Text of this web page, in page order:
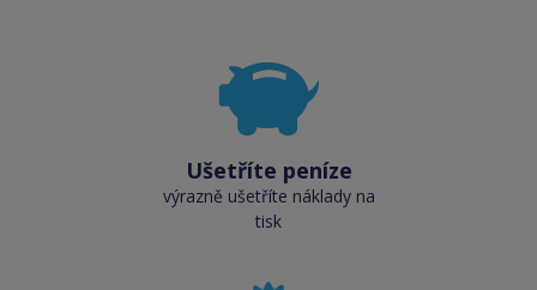
Ušetříte peníze
výrazně ušetříte náklady na
tisk